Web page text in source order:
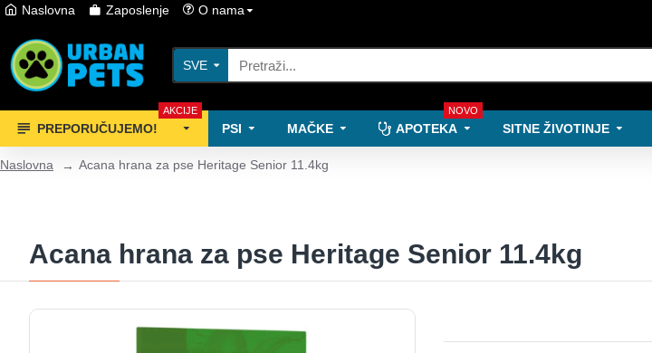
Naslovna Zaposlenje O nama
SVE
PREPORUČUJEMO!
AKCIJE
PSI MAČKE APOTEKA
NOVO
SITNE ŽIVOTINJE
Naslovna Acana hrana za pse Heritage Senior 11.4kg
Acana hrana za pse Heritage Senior 11.4kg